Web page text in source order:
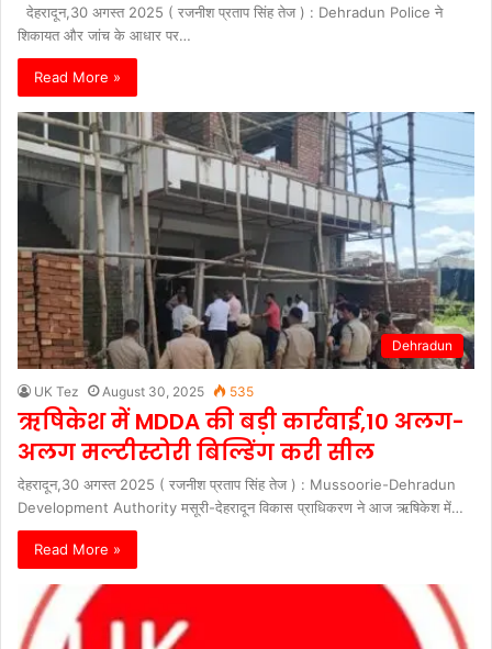
देहरादून,30 अगस्त 2025 ( रजनीश प्रताप सिंह तेज ) : Dehradun Police ने
शिकायत और जांच के आधार पर…
Read More »
Dehradun
UK Tez August 30, 2025 535
ऋषिकेश में MDDA की बड़ी कार्रवाई,10 अलग-
अलग मल्टीस्टोरी बिल्डिंग करी सील
देहरादून,30 अगस्त 2025 ( रजनीश प्रताप सिंह तेज ) : Mussoorie-Dehradun
Development Authority मसूरी-देहरादून विकास प्राधिकरण ने आज ऋषिकेश में…
Read More »